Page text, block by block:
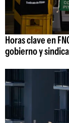
Horas clave en
gobierno y